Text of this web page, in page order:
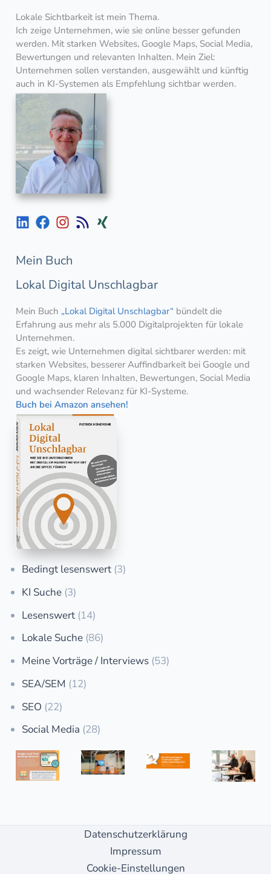
Lokale Sichtbarkeit ist mein Thema.
Ich zeige Unternehmen, wie sie online besser gefunden
werden. Mit starken Websites, Google Maps, Social Media,
Bewertungen und relevanten Inhalten. Mein Ziel:
Unternehmen sollen verstanden, ausgewählt und künftig
auch in KI-Systemen als Empfehlung sichtbar werden.
Mein Buch
Lokal Digital Unschlagbar
Mein Buch „Lokal Digital Unschlagbar“ bündelt die
Erfahrung aus mehr als 5.000 Digitalprojekten für lokale
Unternehmen.
Es zeigt, wie Unternehmen digital sichtbarer werden: mit
starken Websites, besserer Auffindbarkeit bei Google und
Google Maps, klaren Inhalten, Bewertungen, Social Media
und wachsender Relevanz für KI-Systeme.
Buch bei Amazon ansehen!
Bedingt lesenswert (3)
KI Suche (3)
Lesenswert (14)
Lokale Suche (86)
Meine Vorträge / Interviews (53)
SEA/SEM (12)
SEO (22)
Social Media (28)
Datenschutzerklärung
Impressum
Cookie-Einstellungen